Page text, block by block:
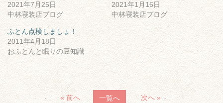
2021年7月25日
中林寝装店ブログ
2021年1月16日
中林寝装店ブログ
ふとん点検しましょ！
2011年4月18日
おふとんと眠りの豆知識
« 前へ 一覧へ 次へ »